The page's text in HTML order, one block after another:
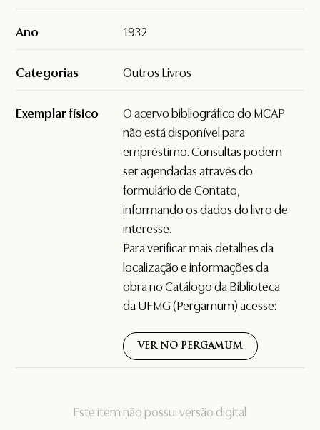
Este item não possui versão digital
Ano 1932
Categorias Outros Livros
Exemplar físico
O acervo bibliográfico do MCAP
não está disponível para
empréstimo. Consultas podem
ser agendadas através do
formulário deContato,
informando os dados do livro de
interesse.
Para verificar mais detalhes da
localização e informações da
obra no Catálogo da Biblioteca
da UFMG (Pergamum) acesse:
VER NO PERGAMUM